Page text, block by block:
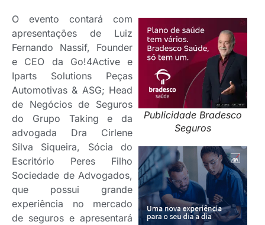
Publicidade Bradesco
Seguros
O evento contará com
apresentações de Luiz
Fernando Nassif, Founder
e CEO da Go!4Active e
Iparts Solutions Peças
Automotivas & ASG; Head
de Negócios de Seguros
do Grupo Taking e da
advogada Dra Cirlene
Silva Siqueira, Sócia do
Escritório Peres Filho
Sociedade de Advogados,
que possui grande
experiência no mercado
de seguros e apresentará